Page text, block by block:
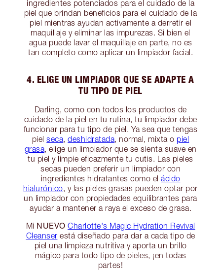
ingredientes potenciados para el cuidado de la
piel que brindan beneficios para el cuidado de la
piel mientras ayudan activamente a derretir el
maquillaje y eliminar las impurezas. Si bien el
agua puede lavar el maquillaje en parte, no es
tan completo como aplicar un limpiador facial.
4. ELIGE UN LIMPIADOR QUE SE ADAPTE A
TU TIPO DE PIEL
Darling, como con todos los productos de
cuidado de la piel en tu rutina, tu limpiador debe
funcionar para tu tipo de piel. Ya sea que tengas
pielseca,deshidratada, normal, mixta o piel
grasa, elige un limpiador que se sienta suave en
tu piel y limpie eficazmente tu cutis. Las pieles
secas pueden preferir un limpiador con
ingredientes hidratantes como el ácido
hialurónico, y las pieles grasas pueden optar por
un limpiador con propiedades equilibrantes para
ayudar a mantener a raya el exceso de grasa.
Mi NUEVO Charlotte's Magic Hydration Revival
Cleanser está diseñado para dar a cada tipo de
piel una limpieza nutritiva y aporta un brillo
mágico para todo tipo de pieles, ¡en todas
partes!